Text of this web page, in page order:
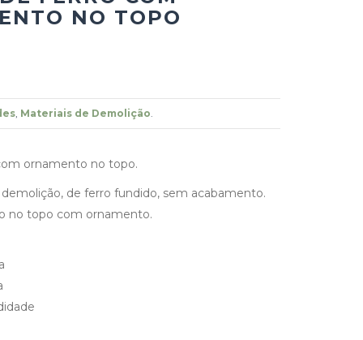
NO TOPO
, Materiais de Demolição.
ornamento no topo.
de ferro fundido, sem acabamento.
no topo com ornamento.